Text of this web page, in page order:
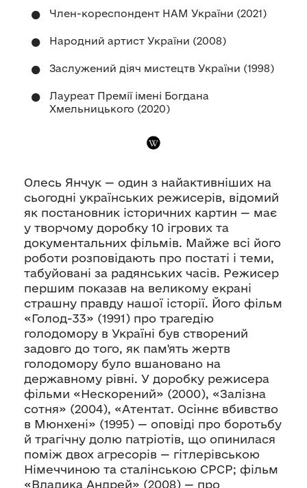
Член-кореспондент НАМ України (2021)
Народний артист України (2008)
Заслужений діяч мистецтв України (1998)
Лауреат Премії імені Богдана
Хмельницького (2020)
Олесь Янчук — один з найактивніших на
сьогодні українських режисерів, відомий
як постановник історичних картин — має
у творчому доробку 10 ігрових та
документальних фільмів. Майже всі його
роботи розповідають про постаті і теми,
табуйовані за радянських часів. Режисер
першим показав на великому екрані
страшну правду нашої історії. Його фільм
«Голод-33» (1991) про трагедію
голодомору в Україні був створений
задовго до того, як пам'ять жертв
голодомору було вшановано на
державному рівні. У доробку режисера
фільми «Нескорений» (2000), «Залізна
сотня» (2004), «Атентат. Осіннє вбивство
в Мюнхені» (1995) — оповіді про боротьбу
й трагічну долю патріотів, що опинилася
поміж двох агресорів — гітлерівською
Німеччиною та сталінською СРСР; фільм
«Владика Андрей» (2008) — про